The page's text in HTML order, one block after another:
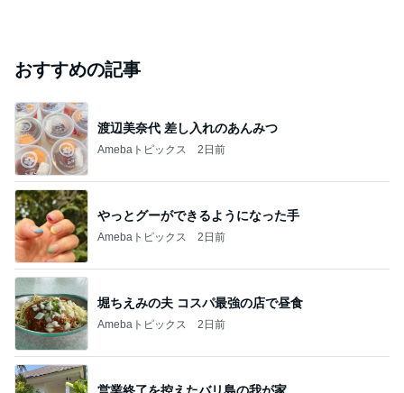
おすすめの記事
渡辺美奈代 差し入れのあんみつ
Amebaトピックス 2日前
やっとグーができるようになった手
Amebaトピックス 2日前
堀ちえみの夫 コスパ最強の店で昼食
Amebaトピックス 2日前
営業終了を控えたバリ島の我が家